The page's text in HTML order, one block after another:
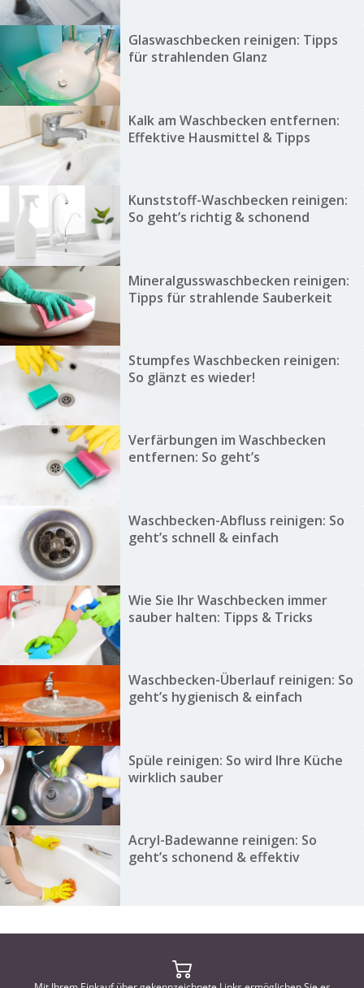
Glaswaschbecken reinigen: Tipps
für strahlenden Glanz
Kalk am Waschbecken entfernen:
Effektive Hausmittel & Tipps
Kunststoff-Waschbecken reinigen:
So geht’s richtig & schonend
Mineralgusswaschbecken reinigen:
Tipps für strahlende Sauberkeit
Stumpfes Waschbecken reinigen:
So glänzt es wieder!
Verfärbungen im Waschbecken
entfernen: So geht’s
Waschbecken-Abfluss reinigen: So
geht’s schnell & einfach
Wie Sie Ihr Waschbecken immer
sauber halten: Tipps & Tricks
Waschbecken-Überlauf reinigen: So
geht’s hygienisch & einfach
Spüle reinigen: So wird Ihre Küche
wirklich sauber
Acryl-Badewanne reinigen: So
geht’s schonend & effektiv